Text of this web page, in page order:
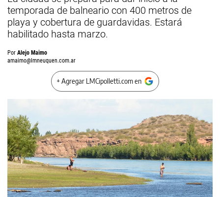
temporada de balneario con 400 metros de
playa y cobertura de guardavidas. Estará
habilitado hasta marzo.
Por Alejo Maimo
amaimo@lmneuquen.com.ar
+ Agregar LMCipolletti.com en